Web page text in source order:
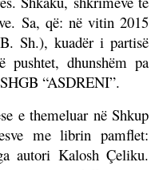
Sa, që: në vitin 2015
Sh.), kuadër i partisë
dhunshëm pa
“ASDRENI”.
e themeluar në Shkup
me librin pamflet:
autori KaloshÇeliku.